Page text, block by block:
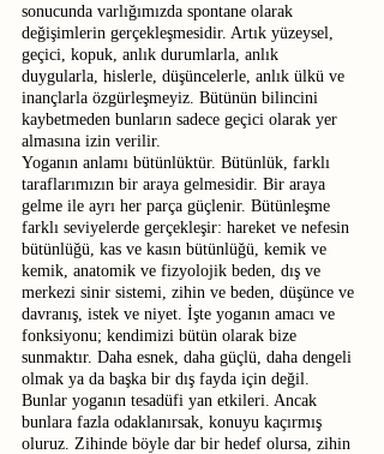
sonucunda varlığımızda spontane olarak
değişimlerin gerçekleşmesidir. Artık yüzeysel,
geçici, kopuk, anlık durumlarla, anlık
duygularla, hislerle, düşüncelerle, anlık ülkü ve
inançlarla özgürleşmeyiz. Bütünün bilincini
kaybetmeden bunların sadece geçici olarak yer
almasına izin verilir.
Yoganın anlamı bütünlüktür. Bütünlük, farklı
taraflarımızın bir araya gelmesidir. Bir araya
gelme ile ayrı her parça güçlenir. Bütünleşme
farklı seviyelerde gerçekleşir: hareket ve nefesin
bütünlüğü, kas ve kasın bütünlüğü, kemik ve
kemik, anatomik ve fizyolojik beden, dış ve
merkezi sinir sistemi, zihin ve beden, düşünce ve
davranış, istek ve niyet. İşte yoganın amacı ve
fonksiyonu; kendimizi bütün olarak bize
sunmaktır. Daha esnek, daha güçlü, daha dengeli
olmak ya da başka bir dış fayda için değil.
Bunlar yoganın tesadüfi yan etkileri. Ancak
bunlara fazla odaklanırsak, konuyu kaçırmış
oluruz. Zihinde böyle dar bir hedef olursa, zihin